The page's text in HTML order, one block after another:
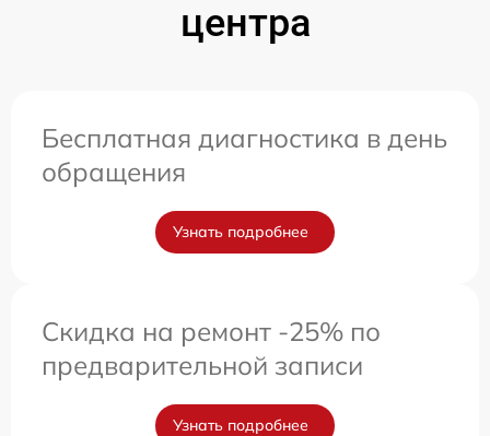
центра
Бесплатная диагностика в день
обращения
Узнать подробнее
Скидка на ремонт -25% по
предварительной записи
Узнать подробнее